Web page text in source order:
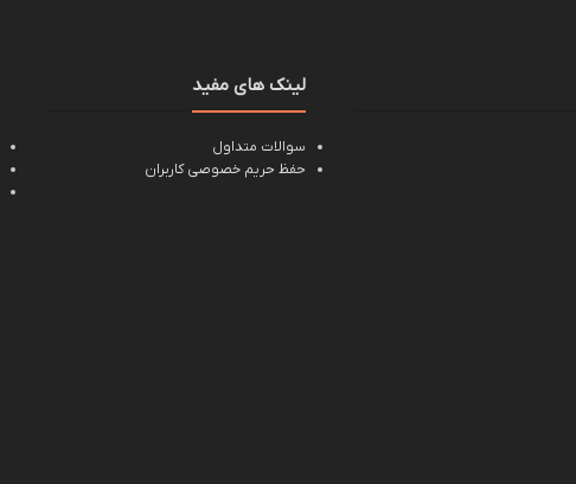
لینک های مفید
سوالات متداول
حفظ حریم خصوصی کاربران